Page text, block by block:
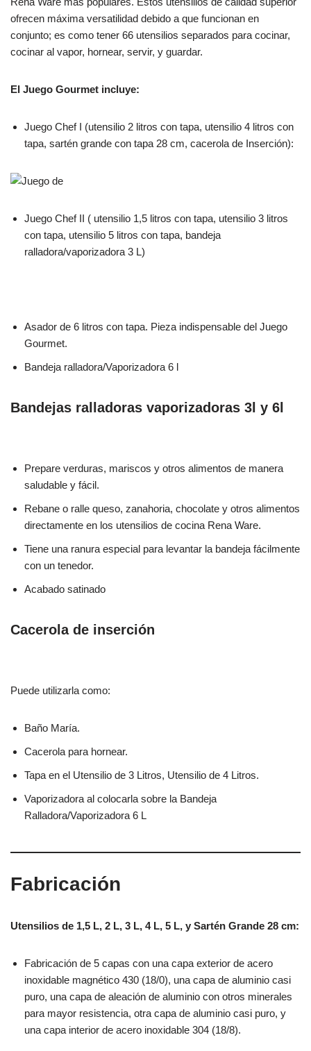
ofrecen máxima versatilidad debido a que funcionan en
conjunto; es como tener 66 utensilios separados para cocinar,
cocinar al vapor, hornear, servir, y guardar.
El Juego Gourmet incluye:
Juego Chef I (utensilio 2 litros con tapa, utensilio 4 litros con
tapa, sartén grande con tapa 28 cm, cacerola de Inserción):
Juego Chef II ( utensilio 1,5 litros con tapa, utensilio 3 litros
con tapa, utensilio 5 litros con tapa, bandeja
ralladora/vaporizadora 3 L)
Asador de 6 litros con tapa. Pieza indispensable del Juego
Gourmet.
Bandeja ralladora/Vaporizadora 6 l
Bandejas ralladoras vaporizadoras 3l y 6l
Prepare verduras, mariscos y otros alimentos de manera
saludable y fácil.
Rebane o ralle queso, zanahoria, chocolate y otros alimentos
directamente en los utensilios de cocina Rena Ware.
Tiene una ranura especial para levantar la bandeja fácilmente
con un tenedor.
Acabado satinado
Cacerola de inserción
Puede utilizarla como:
Baño María.
Cacerola para hornear.
Tapa en el Utensilio de 3 Litros, Utensilio de 4 Litros.
Vaporizadora al colocarla sobre la Bandeja
Ralladora/Vaporizadora 6 L
Fabricación
Utensilios de 1,5 L, 2 L, 3 L, 4 L, 5 L, y Sartén Grande 28 cm:
Fabricación de 5 capas con una capa exterior de acero
inoxidable magnético 430 (18/0), una capa de aluminio casi
puro, una capa de aleación de aluminio con otros minerales
para mayor resistencia, otra capa de aluminio casi puro, y
una capa interior de acero inoxidable 304 (18/8).